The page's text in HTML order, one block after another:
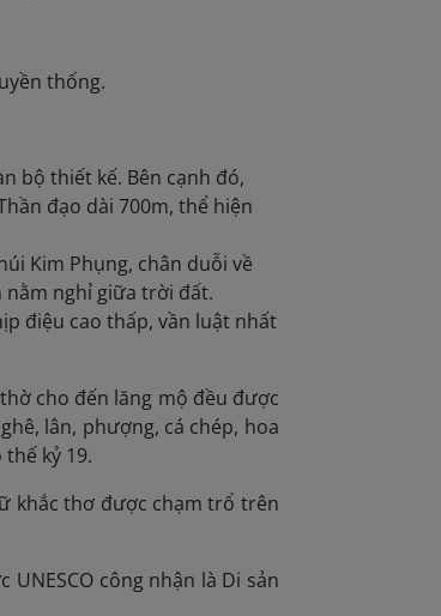
thống.
bộ thiết kế. Bên cạnh đó,
đạo dài 700m, thể hiện
Kim Phụng, chân duỗi về
nằm nghỉ giữa trời đất.
điệu cao thấp, vần luật nhất
cho đến lăng mộ đều được
lân, phượng, cá chép, hoa
kỷ 19.
khắc thơ được chạm trổ trên
công nhận là Di sản